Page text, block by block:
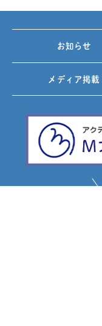
お知らせ
メディア掲載